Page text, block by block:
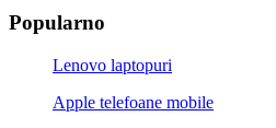
Popularno
Lenovo laptopuri
Apple telefoane mobile